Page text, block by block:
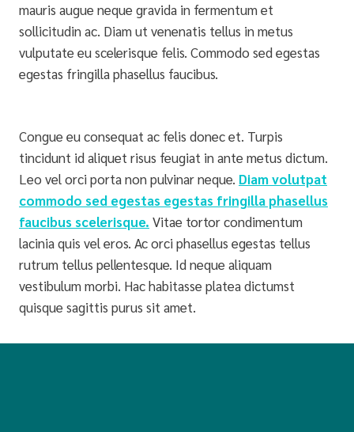
mauris augue neque gravida in fermentum et
sollicitudin ac. Diam ut venenatis tellus in metus
vulputate eu scelerisque felis. Commodo sed egestas
egestas fringilla phasellus faucibus.
Congue eu consequat ac felis donec et. Turpis
tincidunt id aliquet risus feugiat in ante metus dictum.
Leo vel orci porta non pulvinar neque. Diam volutpat
commodo sed egestas egestas fringilla phasellus
faucibus scelerisque. Vitae tortor condimentum
lacinia quis vel eros. Ac orci phasellus egestas tellus
rutrum tellus pellentesque. Id neque aliquam
vestibulum morbi. Hac habitasse platea dictumst
quisque sagittis purus sit amet.